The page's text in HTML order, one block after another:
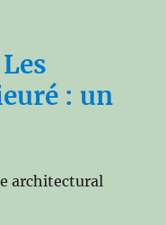
: un
architectural